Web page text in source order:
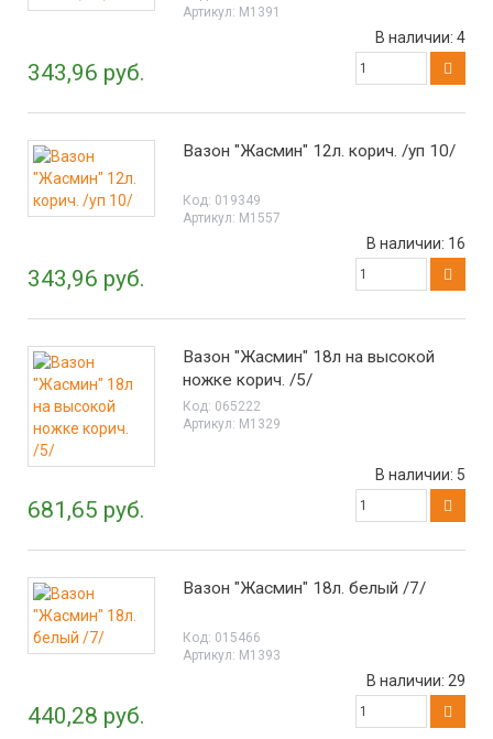
Артикул: М1391
343,96 руб.
В наличии: 4
Вазон "Жасмин" 12л. корич. /уп 10/
Код: 019349
Артикул: М1557
343,96 руб.
В наличии: 16
Вазон "Жасмин" 18л на высокой
ножке корич. /5/
Код: 065222
Артикул: М1329
681,65 руб.
В наличии: 5
Вазон "Жасмин" 18л. белый /7/
Код: 015466
Артикул: М1393
440,28 руб.
В наличии: 29